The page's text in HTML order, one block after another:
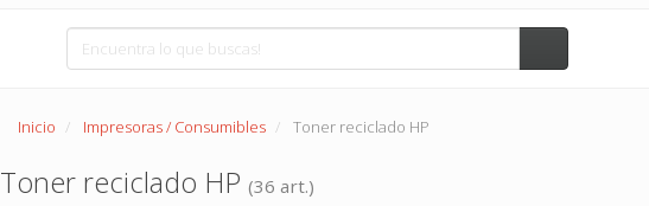
Inicio Impresoras / Consumibles Toner reciclado HP
Toner reciclado HP (36 art.)